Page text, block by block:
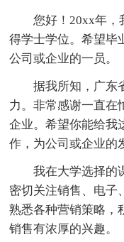
您好！20xx年，
得学士学位。希望毕
公司或企业的一员。
据我所知，广东
力。非常感谢一直在
企业。希望你能给我
作，为公司或企业的
我在大学选择的
密切关注销售、电子
熟悉各种营销策略，
销售有浓厚的兴趣。